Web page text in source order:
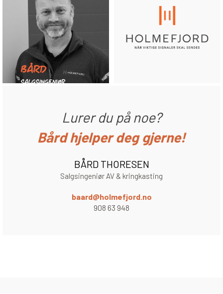
Lurer du på noe?
Bård hjelper deg gjerne!
BÅRD THORESEN
Salgsingeniør AV & kringkasting
baard@holmefjord.no
908 63 948